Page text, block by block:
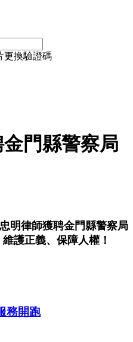
更換驗證碼
門縣警察局
明律師獲聘金門縣警察局
護正義、保障人權！
務開跑